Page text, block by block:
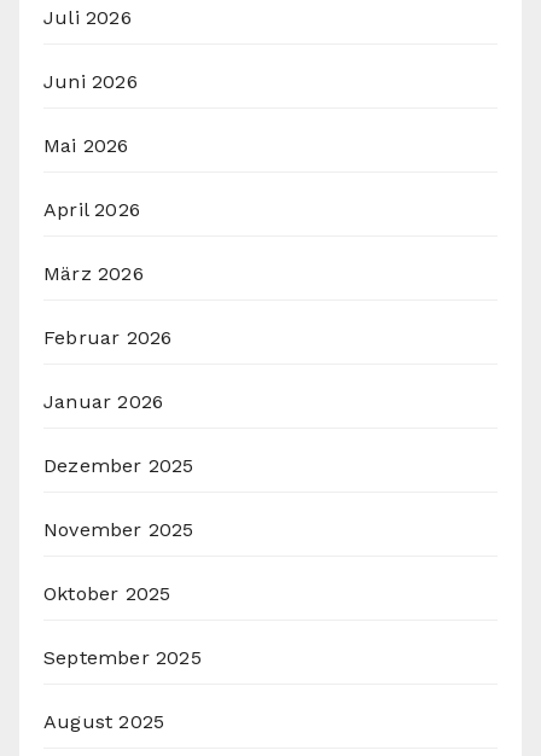
Juli 2026
Juni 2026
Mai 2026
April 2026
März 2026
Februar 2026
Januar 2026
Dezember 2025
November 2025
Oktober 2025
September 2025
August 2025